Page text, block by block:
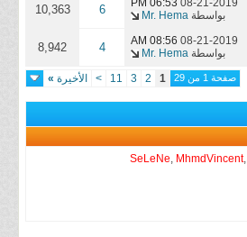
08-21-2019
06:53 PM
بواسطة Mr. Hema
6
10,363
08-21-2019
08:56 AM
بواسطة Mr. Hema
4
8,942
صفحة 1 من 29 1
2
3
11
> الأخيرة »
SeLeNe, MhmdVincent,